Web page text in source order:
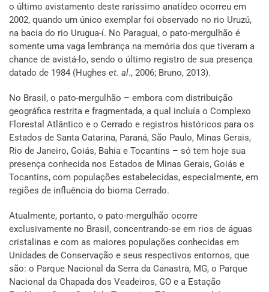
o último avistamento deste raríssimo anatídeo ocorreu em
2002, quando um único exemplar foi observado no rio Uruzú,
na bacia do rio Urugua-í. No Paraguai, o pato-mergulhão é
somente uma vaga lembrança na memória dos que tiveram a
chance de avistá-lo, sendo o último registro de sua presença
datado de 1984 (Hughes et. al., 2006; Bruno, 2013).
No Brasil, o pato-mergulhão – embora com distribuição
geográfica restrita e fragmentada, a qual incluía o Complexo
Florestal Atlântico e o Cerrado e registros históricos para os
Estados de Santa Catarina, Paraná, São Paulo, Minas Gerais,
Rio de Janeiro, Goiás, Bahia e Tocantins – só tem hoje sua
presença conhecida nos Estados de Minas Gerais, Goiás e
Tocantins, com populações estabelecidas, especialmente, em
regiões de influência do bioma Cerrado.
Atualmente, portanto, o pato-mergulhão ocorre
exclusivamente no Brasil, concentrando-se em rios de águas
cristalinas e com as maiores populações conhecidas em
Unidades de Conservação e seus respectivos entornos, que
são: o Parque Nacional da Serra da Canastra, MG, o Parque
Nacional da Chapada dos Veadeiros, GO e a Estação